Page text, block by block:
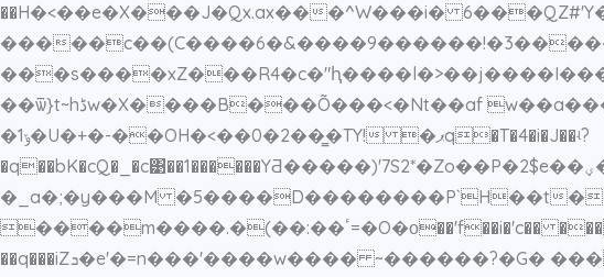
��H�<��e�X���J�Qx.ax���^W���i�
���
��ѿ}t~hڈw�X����B���Õ���<�Nt��af w��a��������.�<���7�d��6o}�Ծh�exxq3�\8�Ϫ.���s@q�,(�UF� o�&)!��Ӱ�_p �|
�ݹ1�U�+�-��OH�<��0�2��̳�TY! �ޕq�T�4�i�J��ʵ?
�q��bK�cQ�_�c͹��1������YƋ�����)'7S2*�Zo��P�2$e��ؠ�>x���}:�'���~?]ȱ�=\��C�0I�qv��a�j�Y��ގ���6��`c'��Y� �m��
�_a�;�y���M �5����D��������P`H��t
����m����.�(��:��ٴ=�O�о��'f��i�'c�� ����f�L�"����k�9��~��(�8��90�8�-�e??
��q���iZܖ�e'�=n���'����w���� ~������?�G� ������ ��z~L���w-������h ~f��5L���������?